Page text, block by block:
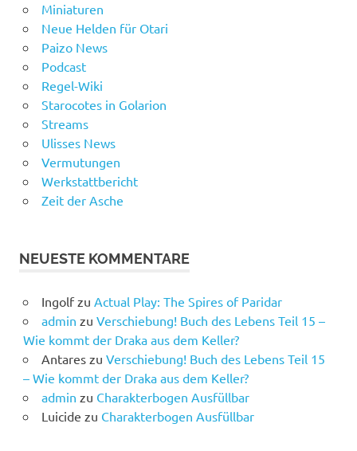
Miniaturen
Neue Helden für Otari
Paizo News
Podcast
Regel-Wiki
Starocotes in Golarion
Streams
Ulisses News
Vermutungen
Werkstattbericht
Zeit der Asche
NEUESTE KOMMENTARE
Ingolfzu Actual Play: The Spires of Paridar
admin zu Verschiebung! Buch des Lebens Teil 15 –
Wie kommt der Draka aus dem Keller?
Antareszu Verschiebung! Buch des Lebens Teil 15
– Wie kommt der Draka aus dem Keller?
admin zu Charakterbogen Ausfüllbar
Luicide zu Charakterbogen Ausfüllbar